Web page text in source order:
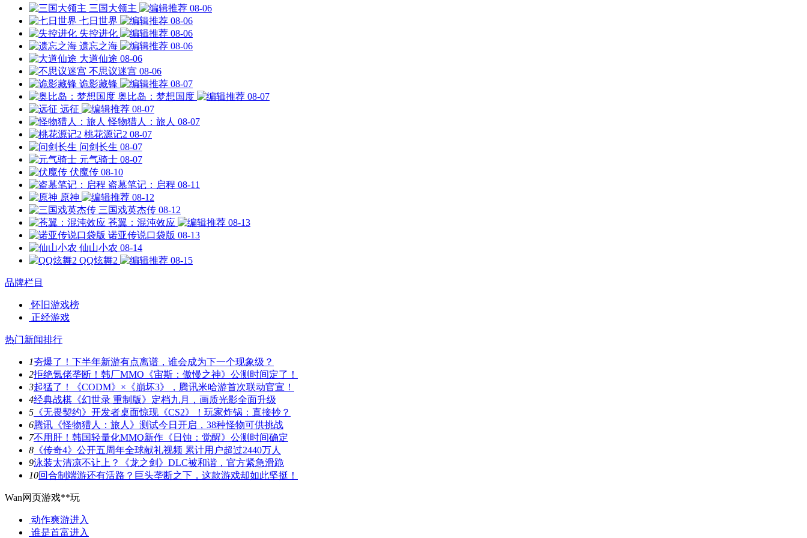
三国大领主
08-06
七日世界
08-06
失控进化
08-06
遗忘之海
08-06
大道仙途 08-06
不思议迷宫 08-06
诡影藏锋
08-07
奥比岛：梦想国度
08-07
远征
08-07
怪物猎人：旅人 08-07
桃花源记2 08-07
问剑长生 08-07
元气骑士 08-07
伏魔传 08-10
盗墓笔记：启程 08-11
原神
08-12
三国戏英杰传 08-12
苍翼：混沌效应
08-13
诺亚传说口袋版 08-13
仙山小农 08-14
QQ炫舞2
08-15
品牌栏目
怀旧游戏榜
正经游戏
热门新闻排行
1夯爆了！下半年新游有点离谱，谁会成为下一个现象级？
2拒绝氪佬垄断！韩厂MMO《宙斯：傲慢之神》公测时间定了！
3起猛了！《CODM》×《崩坏3》，腾讯米哈游首次联动官宣！
4经典战棋《幻世录 重制版》定档九月，画质光影全面升级
5 《无畏契约》开发者桌面惊现《CS2》！玩家炸锅：直接抄？
6腾讯《怪物猎人：旅人》测试今日开启，38种怪物可供挑战
7不用肝！韩国轻量化MMO新作《日蚀：觉醒》公测时间确定
8 《传奇4》公开五周年全球献礼视频 累计用户超过2440万人
9泳装太清凉不让上？《龙之剑》DLC被和谐，官方紧急滑跪
10回合制端游还有活路？巨头垄断之下，这款游戏却如此坚挺！
Wan网页游戏**玩
动作爽游进入
谁是首富进入